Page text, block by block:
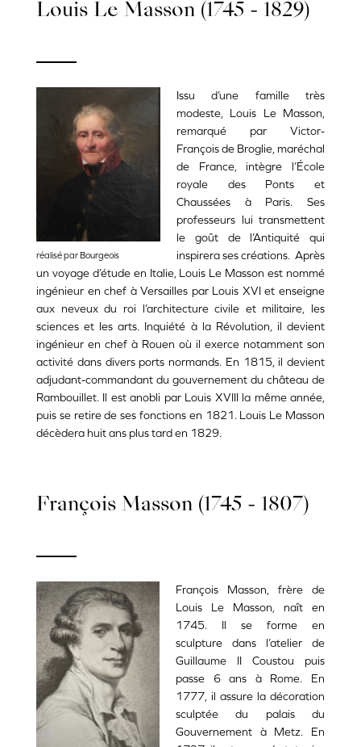
Louis Le Masson (1745 - 1829)
réalisé par Bourgeois
Issu d’une famille très
modeste, Louis Le Masson,
remarqué par Victor-
François de Broglie, maréchal
de France, intègre l’École
royale des Ponts et
Chaussées à Paris. Ses
professeurs lui transmettent
le goût de l’Antiquité qui
inspirera ses créations. Après
un voyage d’étude en Italie, Louis Le Masson est nommé
ingénieur en chef à Versailles par Louis XVI et enseigne
aux neveux du roi l’architecture civile et militaire, les
sciences et les arts. Inquiété à la Révolution, il devient
ingénieur en chef à Rouen où il exerce notamment son
activité dans divers ports normands. En 1815, il devient
adjudant-commandant du gouvernement du château de
Rambouillet. Il est anobli par Louis XVIII la même année,
puis se retire de ses fonctions en 1821. Louis Le Masson
décèdera huit ans plus tard en 1829.
François Masson (1745 - 1807)
François Masson, frère de
Louis Le Masson, naît en
1745. Il se forme en
sculpture dans l’atelier de
Guillaume II Coustou puis
passe 6 ans à Rome. En
1777, il assure la décoration
sculptée du palais du
Gouvernement à Metz. En